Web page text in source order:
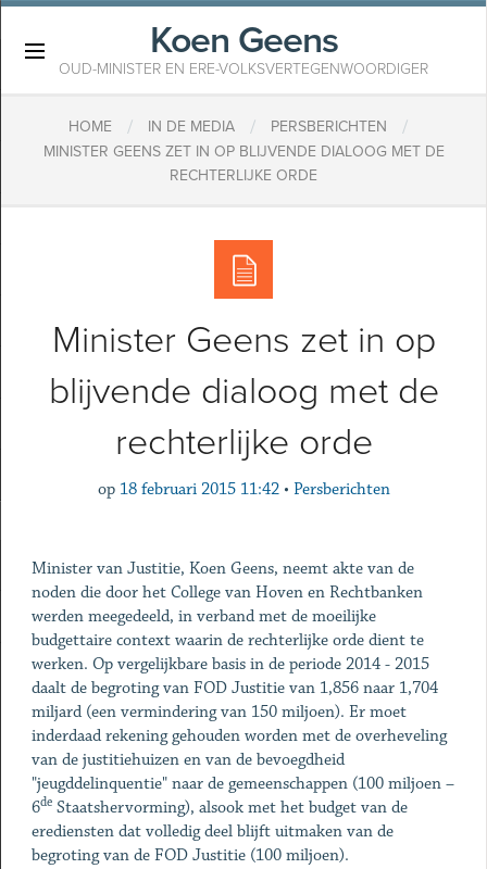
Koen Geens
OUD-MINISTER EN ERE-VOLKSVERTEGENWOORDIGER
HOME / IN DE MEDIA / PERSBERICHTEN /
MINISTER GEENS ZET IN OP BLIJVENDE DIALOOG MET DE
RECHTERLIJKE ORDE
Minister Geens zet in op
blijvende dialoog met de
rechterlijke orde
op 18 februari 2015 11:42 • Persberichten
Minister van Justitie, Koen Geens, neemt akte van de
noden die door het College van Hoven en Rechtbanken
werden meegedeeld, in verband met de moeilijke
budgettaire context waarin de rechterlijke orde dient te
werken. Op vergelijkbare basis in de periode 2014 - 2015
daalt de begroting van FOD Justitie van 1,856 naar 1,704
miljard (een vermindering van 150 miljoen). Er moet
inderdaad rekening gehouden worden met de overheveling
van de justitiehuizen en van de bevoegdheid
"jeugddelinquentie" naar de gemeenschappen (100 miljoen –
6deStaatshervorming), alsook met het budget van de
erediensten dat volledig deel blijft uitmaken van de
begroting van de FOD Justitie (100 miljoen).